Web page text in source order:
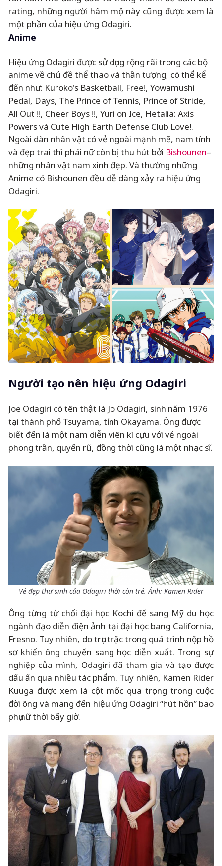
rating, những người hâm mộ này cũng được xem là
một phần của hiệu ứng Odagiri.
Anime
Hiệu ứng Odagiri được sử dụng rộng rãi trong các bộ
anime về chủ đề thể thao và thần tượng, có thể kể
đến như: Kuroko's Basketball, Free!, Yowamushi
Pedal, Days, The Prince of Tennis, Prince of Stride,
All Out !!, Cheer Boys !!, Yuri on Ice, Hetalia: Axis
Powers và Cute High Earth Defense Club Love!.
Ngoài dàn nhân vật có vẻ ngoài mạnh mẽ, nam tính
và đẹp trai thì phái nữ còn bị thu hút bởi Bishounen–
những nhân vật nam xinh đẹp. Và thường những
Anime có Bishounen đều dễ dàng xảy ra hiệu ứng
Odagiri.
Người tạo nên hiệu ứng Odagiri
Joe Odagiri có tên thật là Jo Odagiri, sinh năm 1976
tại thành phố Tsuyama, tỉnh Okayama. Ông được
biết đến là một nam diễn viên kì cựu với vẻ ngoài
phong trần, quyến rũ, đồng thời cũng là một nhạc sĩ.
Vẻ đẹp thư sinh của Odagiri thời còn trẻ. Ảnh: Kamen Rider
Ông từng từ chối đại học Kochi để sang Mỹ du học
ngành đạo diễn điện ảnh tại đại học bang California,
Fresno. Tuy nhiên, do trục trặc trong quá trình nộp hồ
sơ khiến ông chuyển sang học diễn xuất. Trong sự
nghiệp của mình, Odagiri đã tham gia và tạo được
dấu ấn qua nhiều tác phẩm. Tuy nhiên, Kamen Rider
Kuuga được xem là cột mốc qua trọng trong cuộc
đời ông và mang đến hiệu ứng Odagiri “hút hồn” bao
phụ nữ thời bấy giờ.